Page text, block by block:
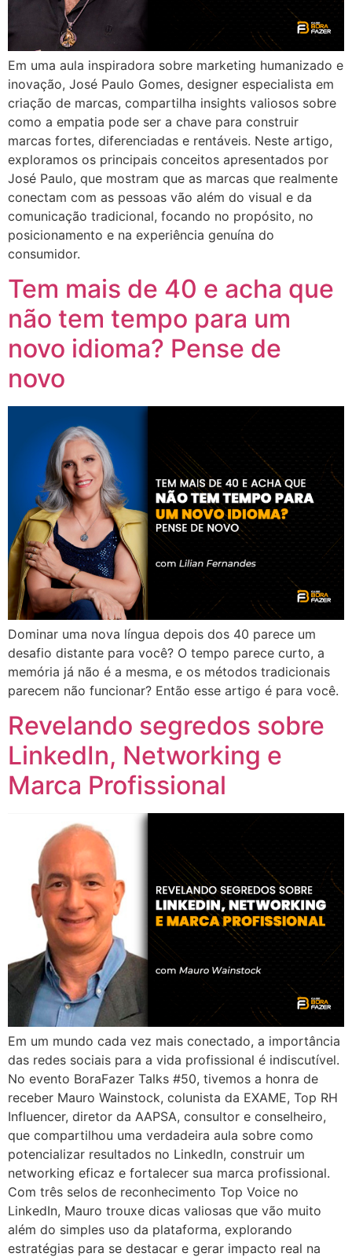
Em uma aula inspiradora sobre marketing humanizado e
inovação, José Paulo Gomes, designer especialista em
criação de marcas, compartilha insights valiosos sobre
como a empatia pode ser a chave para construir
marcas fortes, diferenciadas e rentáveis. Neste artigo,
exploramos os principais conceitos apresentados por
José Paulo, que mostram que as marcas que realmente
conectam com as pessoas vão além do visual e da
comunicação tradicional, focando no propósito, no
posicionamento e na experiência genuína do
consumidor.
Tem mais de 40 e acha que
não tem tempo para um
novo idioma? Pense de
novo
Dominar uma nova língua depois dos 40 parece um
desafio distante para você? O tempo parece curto, a
memória já não é a mesma, e os métodos tradicionais
parecem não funcionar? Então esse artigo é para você.
Revelando segredos sobre
LinkedIn, Networking e
Marca Profissional
Em um mundo cada vez mais conectado, a importância
das redes sociais para a vida profissional é indiscutível.
No evento BoraFazer Talks #50, tivemos a honra de
receber Mauro Wainstock, colunista da EXAME, Top RH
Influencer, diretor da AAPSA, consultor e conselheiro,
que compartilhou uma verdadeira aula sobre como
potencializar resultados no LinkedIn, construir um
networking eficaz e fortalecer sua marca profissional.
Com três selos de reconhecimento Top Voice no
LinkedIn, Mauro trouxe dicas valiosas que vão muito
além do simples uso da plataforma, explorando
estratégias para se destacar e gerar impacto real na